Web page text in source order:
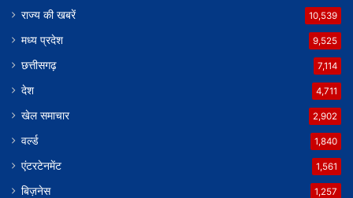
राज्य की खबरें 10,539
मध्य प्रदेश 9,525
छत्तीसगढ़ 7,114
देश 4,711
खेल समाचार 2,902
वर्ल्ड 1,840
एंटरटेनमेंट 1,561
बिज़नेस 1,257